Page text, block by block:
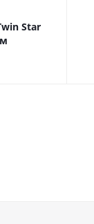
Star